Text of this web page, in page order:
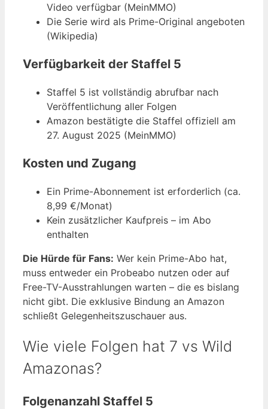
Video verfügbar (MeinMMO)
Die Serie wird als Prime-Original angeboten
(Wikipedia)
Verfügbarkeit der Staffel 5
Staffel 5 ist vollständig abrufbar nach
Veröffentlichung aller Folgen
Amazon bestätigte die Staffel offiziell am
27. August 2025 (MeinMMO)
Kosten und Zugang
Ein Prime-Abonnement ist erforderlich (ca.
8,99 €/Monat)
Kein zusätzlicher Kaufpreis – im Abo
enthalten
Die Hürde für Fans: Wer kein Prime-Abo hat,
muss entweder ein Probeabo nutzen oder auf
Free-TV-Ausstrahlungen warten – die es bislang
nicht gibt. Die exklusive Bindung an Amazon
schließt Gelegenheitszuschauer aus.
Wie viele Folgen hat 7 vs Wild
Amazonas?
Folgenanzahl Staffel 5